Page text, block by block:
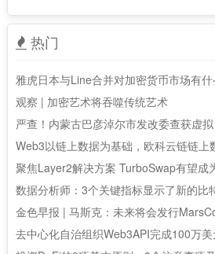
热门
雅虎日本与Line合并对加密货币市场有什
观察 | 加密艺术将吞噬传统艺术
严查！内蒙古巴彦淖尔市发改委查获虚拟
Web3以链上数据为基础，欧科云链链上
聚焦Layer2解决方案 TurboSwap有望成
数据分析师：3个关键指标显示了新的比
金色早报 | 马斯克：未来将会发行
去中心化自治组织Web3API完成100万